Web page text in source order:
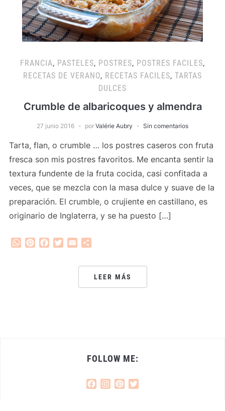
FRANCIA, PASTELES, POSTRES, POSTRES FACILES,
RECETAS DE VERANO, RECETAS FACILES, TARTAS
DULCES
Crumble de albaricoques y almendra
27 junio 2016 por Valérie Aubry Sin comentarios
Tarta, flan, o crumble … los postres caseros con fruta
fresca son mis postres favoritos. Me encanta sentir la
textura fundente de la fruta cocida, casi confitada a
veces, que se mezcla con la masa dulce y suave de la
preparación. El crumble, o crujiente en castillano, es
originario de Inglaterra, y se ha puesto […]
WhatsApp
PinterestFacebook
Twitter
Email
LEER MÁS
FOLLOW ME:
Facebook
Instagram
Pinterest